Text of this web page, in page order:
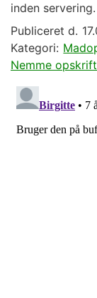
inden servering.
Publiceret d.
Kategori:
Nemme